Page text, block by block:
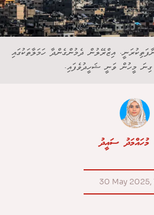
އިޒްރޭލުން ދެމުންގެންދާ ހަމަލާތަކުގައި
ސައީދު
30 May 2025,